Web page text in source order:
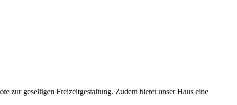
zur geselligen Freizeitgestaltung. Zudem bietet unser Haus eine